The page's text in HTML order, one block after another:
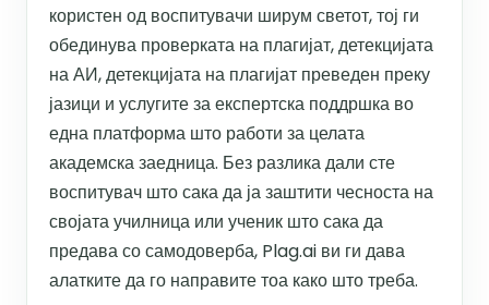
користен од воспитувачи ширум светот, тој ги
обединува проверката на плагијат, детекцијата
на АИ, детекцијата на плагијат преведен преку
јазици и услугите за експертска поддршка во
една платформа што работи за целата
академска заедница. Без разлика дали сте
воспитувач што сака да ја заштити чесноста на
својата училница или ученик што сака да
предава со самодоверба, Plag.ai ви ги дава
алатките да го направите тоа како што треба.